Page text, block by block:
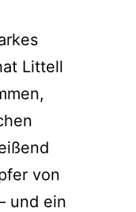
Littell
von
und ein